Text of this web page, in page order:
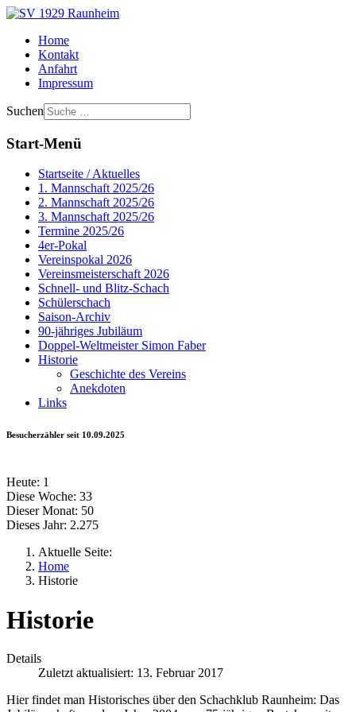
Home
Kontakt
Anfahrt
Impressum
Suchen
Start-Menü
Startseite / Aktuelles
1. Mannschaft 2025/26
2. Mannschaft 2025/26
3. Mannschaft 2025/26
Termine 2025/26
4er-Pokal
Vereinspokal 2026
Vereinsmeisterschaft 2026
Schnell- und Blitz-Schach
Schülerschach
Saison-Archiv
90-jähriges Jubiläum
Doppel-Weltmeister Simon Faber
Historie
Geschichte des Vereins
Anekdoten
Links
Besucherzähler seit 10.09.2025
Heute: 1
Diese Woche: 33
Dieser Monat: 50
Dieses Jahr: 2.275
Aktuelle Seite:
Home
Historie
Historie
Details
Zuletzt aktualisiert: 13. Februar 2017
Hier findet man Historisches über den Schachklub Raunheim: Das